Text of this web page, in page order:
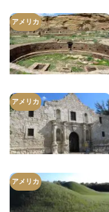
アメリカ
アメリカ
アメリカ